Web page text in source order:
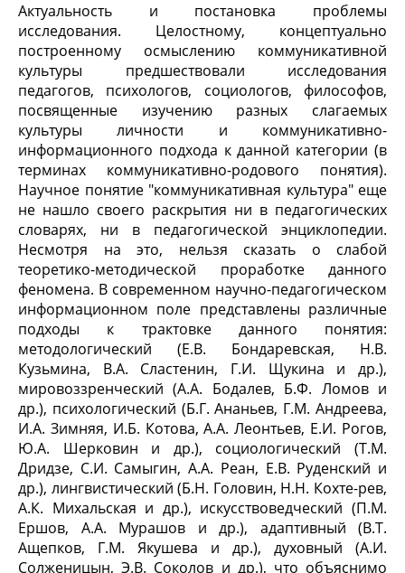
Актуальность и постановка проблемы
исследования. Целостному, концептуально
построенному осмыслению коммуникативной
культуры предшествовали исследования
педагогов, психологов, социологов, философов,
посвященные изучению разных слагаемых
культуры личности и коммуникативно-
информационного подхода к данной категории (в
терминах коммуникативно-родового понятия).
Научное понятие "коммуникативная культура" еще
не нашло своего раскрытия ни в педагогических
словарях, ни в педагогической энциклопедии.
Несмотря на это, нельзя сказать о слабой
теоретико-методической проработке данного
феномена. В современном научно-педагогическом
информационном поле представлены различные
подходы к трактовке данного понятия:
методологический (Е.В. Бондаревская, Н.В.
Кузьмина, В.А. Сластенин, Г.И. Щукина и др.),
мировоззренческий (А.А. Бодалев, Б.Ф. Ломов и
др.), психологический (Б.Г. Ананьев, Г.М. Андреева,
И.А. Зимняя, И.Б. Котова, А.А. Леонтьев, Е.И. Рогов,
Ю.А. Шерковин и др.), социологический (Т.М.
Дридзе, С.И. Самыгин, А.А. Реан, Е.В. Руденский и
др.), лингвистический (Б.Н. Головин, Н.Н. Кохте-рев,
А.К. Михальская и др.), искусствоведческий (П.М.
Ершов, А.А. Мурашов и др.), адаптивный (В.Т.
Ащепков, Г.М. Якушева и др.), духовный (А.И.
Солженицын, Э.В. Соколов и др.), что объяснимо